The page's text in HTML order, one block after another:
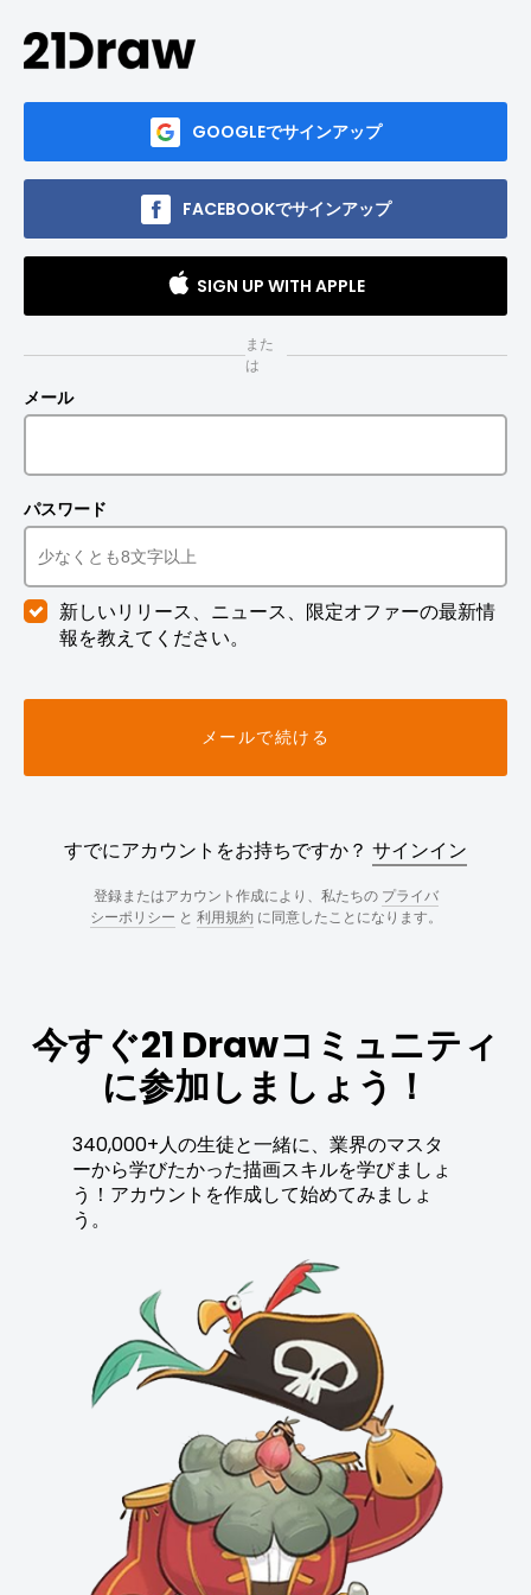
GOOGLEでサインアップ
FACEBOOKでサインアップ
SIGN UP WITH APPLE
また
は
メール
パスワード
新しいリリース、ニュース、限定オファーの最新情
報を教えてください。
メールで続ける
すでにアカウントをお持ちですか？ サインイン
登録またはアカウント作成により、私たちの プライバ
シーポリシー と 利用規約 に同意したことになります。
今すぐ21 Drawコミュニティ
に参加しましょう！
340,000+人の生徒と一緒に、業界のマスタ
ーから学びたかった描画スキルを学びましょ
う！アカウントを作成して始めてみましょ
う。